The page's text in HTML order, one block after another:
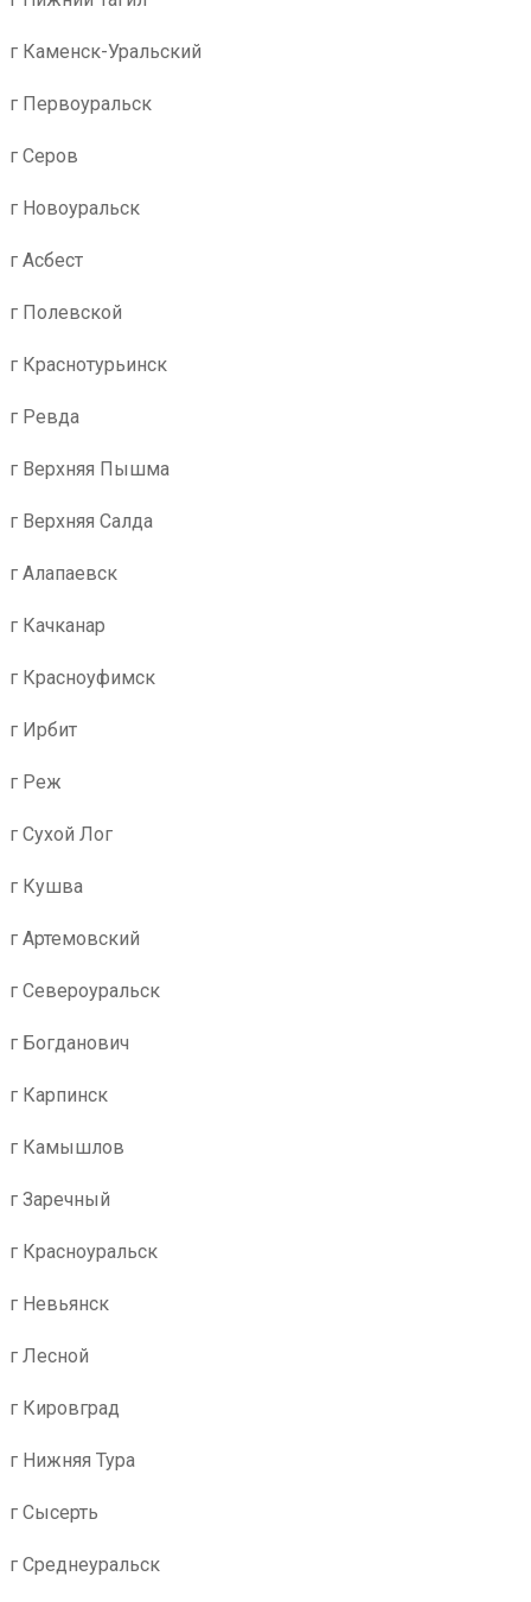
г Каменск-Уральский
г Первоуральск
г Серов
г Новоуральск
г Асбест
г Полевской
г Краснотурьинск
г Ревда
г Верхняя Пышма
г Верхняя Салда
г Алапаевск
г Качканар
г Красноуфимск
г Ирбит
г Реж
г Сухой Лог
г Кушва
г Артемовский
г Североуральск
г Богданович
г Карпинск
г Камышлов
г Заречный
г Красноуральск
г Невьянск
г Лесной
г Кировград
г Нижняя Тура
г Сысерть
г Среднеуральск